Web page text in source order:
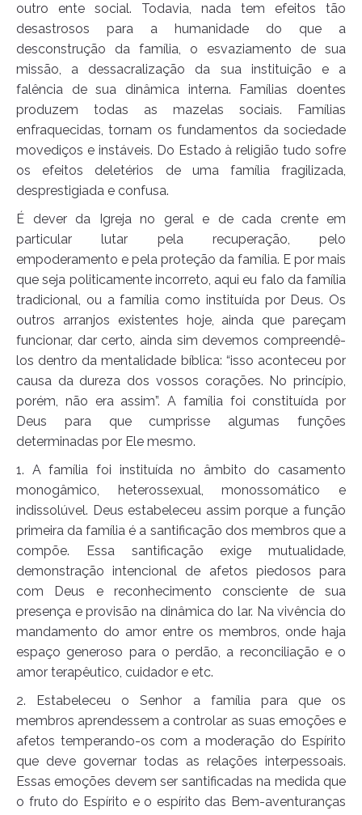
outro ente social. Todavia, nada tem efeitos tão
desastrosos para a humanidade do que a
desconstrução da família, o esvaziamento de sua
missão, a dessacralização da sua instituição e a
falência de sua dinâmica interna. Famílias doentes
produzem todas as mazelas sociais. Famílias
enfraquecidas, tornam os fundamentos da sociedade
movediços e instáveis. Do Estado à religião tudo sofre
os efeitos deletérios de uma família fragilizada,
desprestigiada e confusa.
É dever da Igreja no geral e de cada crente em
particular lutar pela recuperação, pelo
empoderamento e pela proteção da família. E por mais
que seja politicamente incorreto, aqui eu falo da família
tradicional, ou a família como instituída por Deus. Os
outros arranjos existentes hoje, ainda que pareçam
funcionar, dar certo, ainda sim devemos compreendê-
los dentro da mentalidade bíblica: “isso aconteceu por
causa da dureza dos vossos corações. No princípio,
porém, não era assim”. A família foi constituída por
Deus para que cumprisse algumas funções
determinadas por Ele mesmo.
1. A família foi instituída no âmbito do casamento
monogâmico, heterossexual, monossomático e
indissolúvel. Deus estabeleceu assim porque a função
primeira da família é a santificação dos membros que a
compõe. Essa santificação exige mutualidade,
demonstração intencional de afetos piedosos para
com Deus e reconhecimento consciente de sua
presença e provisão na dinâmica do lar. Na vivência do
mandamento do amor entre os membros, onde haja
espaço generoso para o perdão, a reconciliação e o
amor terapêutico, cuidador e etc.
2. Estabeleceu o Senhor a família para que os
membros aprendessem a controlar as suas emoções e
afetos temperando-os com a moderação do Espírito
que deve governar todas as relações interpessoais.
Essas emoções devem ser santificadas na medida que
o fruto do Espírito e o espírito das Bem-aventuranças